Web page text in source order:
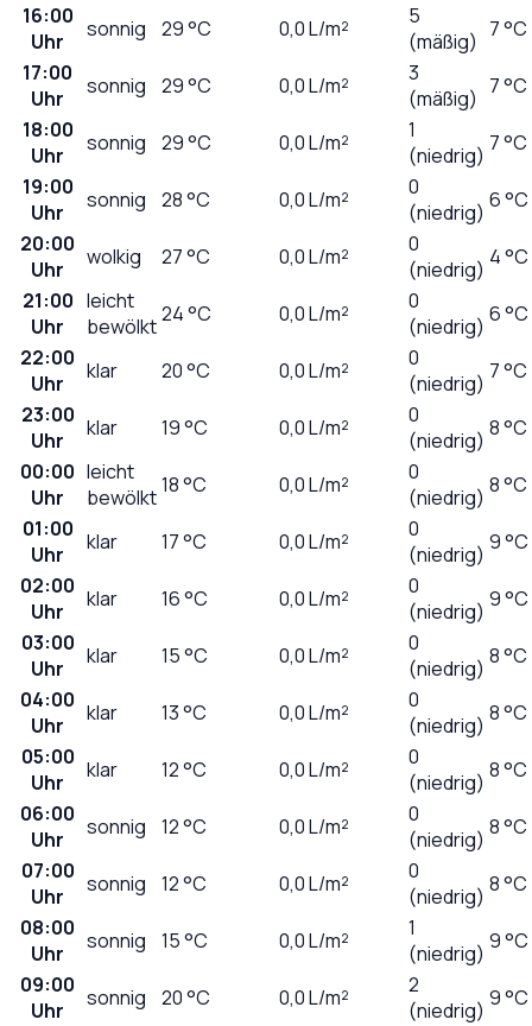
16:00
Uhr
sonnig 29°C 0,0L/m²
5
(mäßig) 7 °C
17:00
Uhr
sonnig 29°C 0,0L/m²
3
(mäßig) 7 °C
18:00
Uhr
sonnig 29°C 0,0L/m²
1
(niedrig) 7 °C
19:00
Uhr
sonnig 28°C 0,0L/m²
0
(niedrig) 6 °C
20:00
Uhr
wolkig 27°C 0,0L/m²
0
(niedrig) 4 °C
21:00
Uhr
leicht
bewölkt24°C 0,0L/m²
0
(niedrig) 6 °C
22:00
Uhr
klar 20°C 0,0L/m²
0
(niedrig) 7 °C
23:00
Uhr
klar 19°C 0,0L/m²
0
(niedrig) 8 °C
00:00
Uhr
leicht
bewölkt18°C 0,0L/m²
0
(niedrig) 8 °C
01:00
Uhr
klar 17°C 0,0L/m²
0
(niedrig) 9 °C
02:00
Uhr
klar 16°C 0,0L/m²
0
(niedrig) 9 °C
03:00
Uhr
klar 15°C 0,0L/m²
0
(niedrig) 8 °C
04:00
Uhr
klar 13°C 0,0L/m²
0
(niedrig) 8 °C
05:00
Uhr
klar 12°C 0,0L/m²
0
(niedrig) 8 °C
06:00
Uhr
sonnig 12°C 0,0L/m²
0
(niedrig) 8 °C
07:00
Uhr
sonnig 12°C 0,0L/m²
0
(niedrig) 8 °C
08:00
Uhr
sonnig 15°C 0,0L/m²
1
(niedrig) 9 °C
09:00
Uhr
sonnig 20°C 0,0L/m²
2
(niedrig) 9 °C